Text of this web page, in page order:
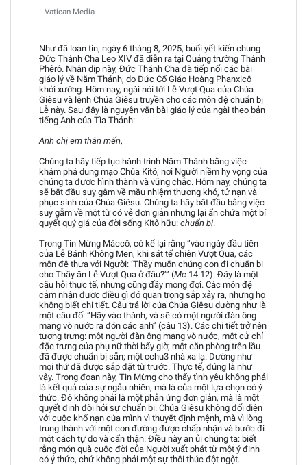
Vatican Media
Như đã loan tin, ngày 6 tháng 8, 2025, buổi yết kiến chung
Đức Thánh Cha Leo XIV đã diễn ra tại Quảng trường Thánh
Phêrô. Nhân dịp này, Đức Thánh Cha đã tiếp nối các bài
giáo lý về Năm Thánh, do Đức Cố Giáo Hoàng Phanxicô
khởi xướng. Hôm nay, ngài nói tới Lễ Vượt Qua của Chúa
Giêsu và lệnh Chúa Giêsu truyền cho các môn đệ chuẩn bị
Lễ này. Sau đây là nguyên văn bài giáo lý của ngài theo bản
tiếng Anh của Tìa Thánh:
Anh chị em thân mến,
Chúng ta hãy tiếp tục hành trình Năm Thánh bằng việc
khám phá dung mạo Chúa Kitô, nơi Người niềm hy vọng của
chúng ta được hình thành và vững chắc. Hôm nay, chúng ta
sẽ bắt đầu suy gẫm về mầu nhiệm thương khó, tử nạn và
phục sinh của Chúa Giêsu. Chúng ta hãy bắt đầu bằng việc
suy gẫm về một từ có vẻ đơn giản nhưng lại ẩn chứa một bí
quyết quý giá của đời sống Kitô hữu: chuẩn bị.
Trong Tin Mừng Máccô, có kể lại rằng “vào ngày đầu tiên
của Lễ Bánh Không Men, khi sát tế chiên Vượt Qua, các
môn đệ thưa với Người: ‘Thầy muốn chúng con đi chuẩn bị
cho Thầy ăn Lễ Vượt Qua ở đâu?’” (Mc 14:12). Đây là một
câu hỏi thực tế, nhưng cũng đầy mong đợi. Các môn đệ
cảm nhận được điều gì đó quan trọng sắp xảy ra, nhưng họ
không biết chi tiết. Câu trả lời của Chúa Giêsu dường như là
một câu đố: “Hãy vào thành, và sẽ có một người đàn ông
mang vò nước ra đón các anh” (câu 13). Các chi tiết trở nên
tượng trưng: một người đàn ông mang vò nước, một cử chỉ
đặc trưng của phụ nữ thời bấy giờ; một căn phòng trên lầu
đã được chuẩn bị sẵn; một cchu3 nhà xa lạ. Dường như
mọi thứ đã được sắp đặt từ trước. Thực tế, đúng là như
vậy. Trong đoạn này, Tin Mừng cho thấy tình yêu không phải
là kết quả của sự ngẫu nhiên, mà là của một lựa chọn có ý
thức. Đó không phải là một phản ứng đơn giản, mà là một
quyết định đòi hỏi sự chuẩn bị. Chúa Giêsu không đối diện
với cuộc khổ nạn của mình vì thuyết định mệnh, mà vì lòng
trung thành với một con đường được chấp nhận và bước đi
một cách tự do và cẩn thận. Điều này an ủi chúng ta: biết
rằng món quà cuộc đời của Người xuất phát từ một ý định
có ý thức, chứ không phải một sự thôi thúc đột ngột.